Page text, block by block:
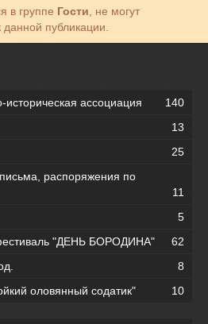
в группе Гости, не могут
данной публикации.
ассоциация
140
13
25
распоряжения по
11
5
"ДЕНЬ БОРОДИНА"
62
8
оловянный содатик"
10